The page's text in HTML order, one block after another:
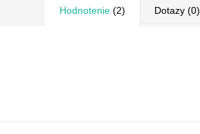
Hodnotenie (2) Dotazy (0)